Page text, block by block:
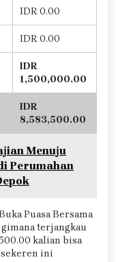
IDR 0.00
IDR 0.00
IDR
1,500,000.00
IDR
8,583,500.00
Menuju
Perumahan
Puasa Bersama
terjangkau
kalian bisa
sekeren ini